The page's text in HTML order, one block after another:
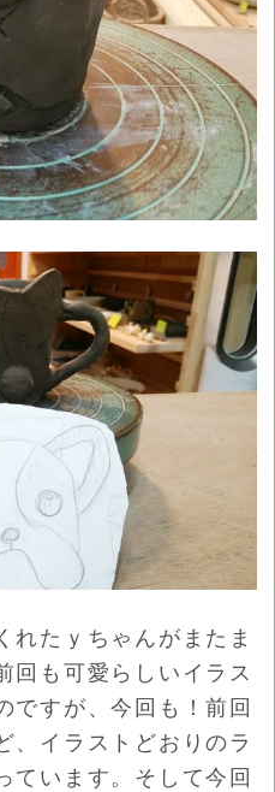
れたｙちゃんがまたま
回も可愛らしいイラス
ですが、今回も！前回
、イラストどおりのラ
ています。そして今回